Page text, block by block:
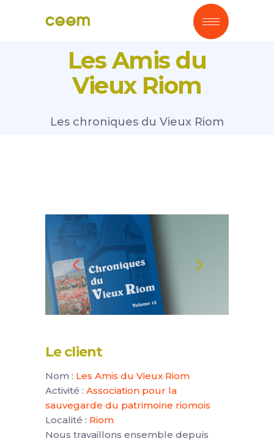
Les Amis du
Vieux Riom
Les chroniques du Vieux Riom
Le client
Nom : Les Amis du Vieux Riom
Activité : Association pour la
sauvegarde du patrimoine riomois
Localité : Riom
Nous travaillons ensemble depuis